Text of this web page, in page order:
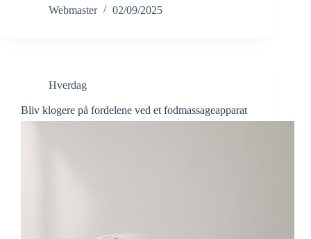
Webmaster
02/09/2025
Hverdag
Bliv klogere på fordelene ved et fodmassageapparat